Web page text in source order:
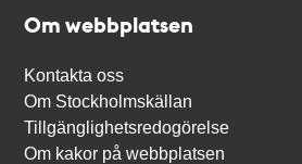
Om webbplatsen
Kontakta oss
Om Stockholmskällan
Tillgänglighetsredogörelse
Om kakor på webbplatsen